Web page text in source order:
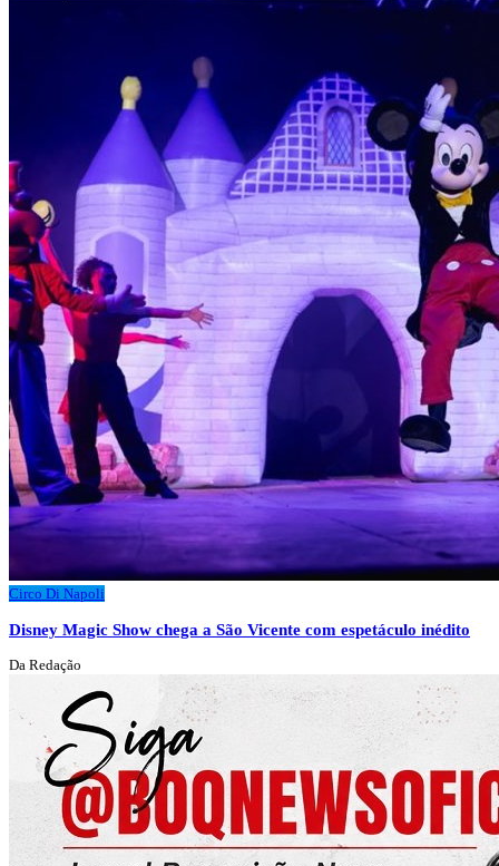
Circo Di Napoli
Disney Magic Show chega a São Vicente com espetáculo inédito
Da Redação